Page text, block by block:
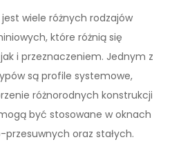
wiele różnych rodzajów
które różnią się
i przeznaczeniem. Jednym z
są profile systemowe,
różnorodnych konstrukcji
być stosowane w oknach
oraz stałych.